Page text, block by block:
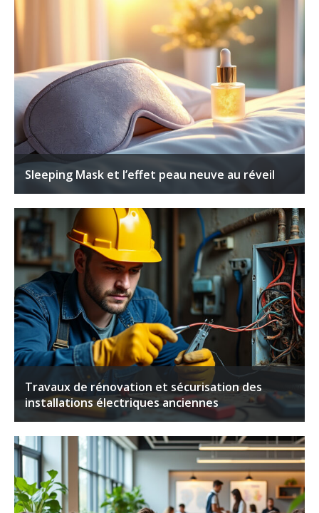
Sleeping Mask et l’effet peau neuve au réveil
Travaux de rénovation et sécurisation des
installations électriques anciennes